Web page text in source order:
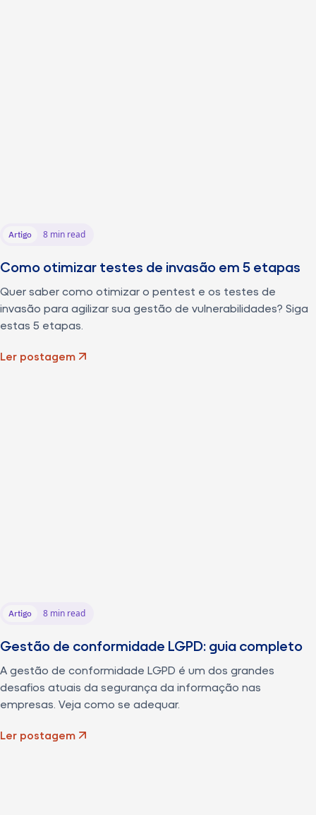
Artigo 8 min read
Como otimizar testes de invasão em 5 etapas
Quer saber como otimizar o pentest e os testes de
invasão para agilizar sua gestão de vulnerabilidades? Siga
estas 5 etapas.
Ler postagem
Artigo 8 min read
Gestão de conformidade LGPD: guia completo
A gestão de conformidade LGPD é um dos grandes
desafios atuais da segurança da informação nas
empresas. Veja como se adequar.
Ler postagem